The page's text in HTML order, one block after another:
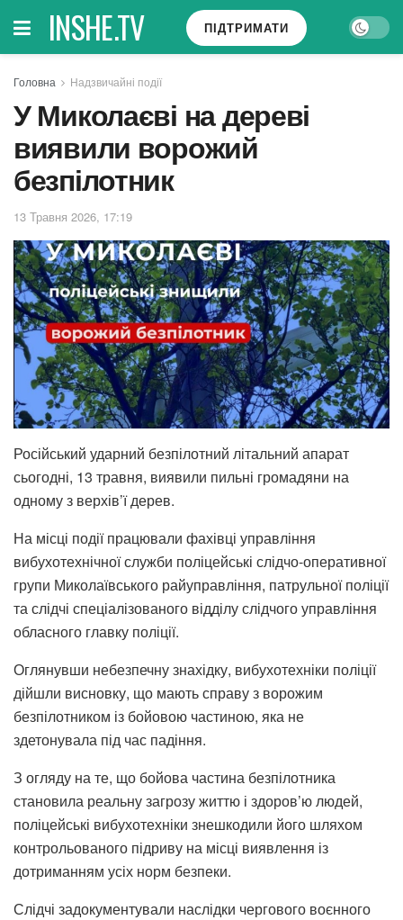
INSHE.TV ПІДТРИМАТИ
Головна Надзвичайні події
У Миколаєві на дереві
виявили ворожий
безпілотник
13 Травня 2026, 17:19
Російський ударний безпілотний літальний апарат
сьогодні, 13 травня, виявили пильні громадяни на
одному з верхів’ї дерев.
На місці події працювали фахівці управління
вибухотехнічної служби поліцейські слідчо-оперативної
групи Миколаївського райуправління, патрульної поліції
та слідчі спеціалізованого відділу слідчого управління
обласного главку поліції.
Оглянувши небезпечну знахідку, вибухотехніки поліції
дійшли висновку, що мають справу з ворожим
безпілотником із бойовою частиною, яка не
здетонувала під час падіння.
З огляду на те, що бойова частина безпілотника
становила реальну загрозу життю і здоров’ю людей,
поліцейські вибухотехніки знешкодили його шляхом
контрольованого підриву на місці виявлення із
дотриманням усіх норм безпеки.
Слідчі задокументували наслідки чергового воєнного